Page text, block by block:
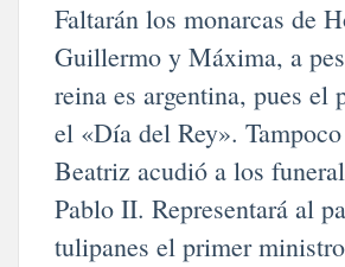
Faltarán los monarcas de
Guillermo y Máxima, a
reina es argentina, pues el
el «Día del Rey».
Beatriz acudió a los
Pablo II. Representará al
tulipanes el primer